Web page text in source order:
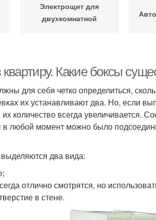
Электрощит для
двухкомнатной
Какие боксы
для себя четко определиться,
их устанавливают два. Но, если
количество всегда увеличивается.
любой момент можно было
два вида:
отлично смотрятся, но
в стене.